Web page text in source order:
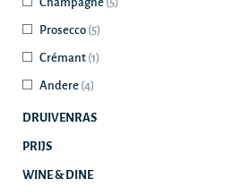
Prosecco (5)
Crémant (1)
Andere (4)
DRUIVENRAS
PRIJS
WINE & DINE